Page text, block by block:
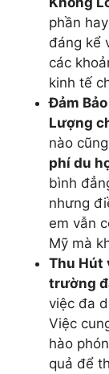
phần
đáng kể
các
kinh tế
Đảm
Lượng
nào
phí du
bình
nhưng
em vẫn
Mỹ mà
Thu Hút
trường
việc đa
Việc
hào
quả để